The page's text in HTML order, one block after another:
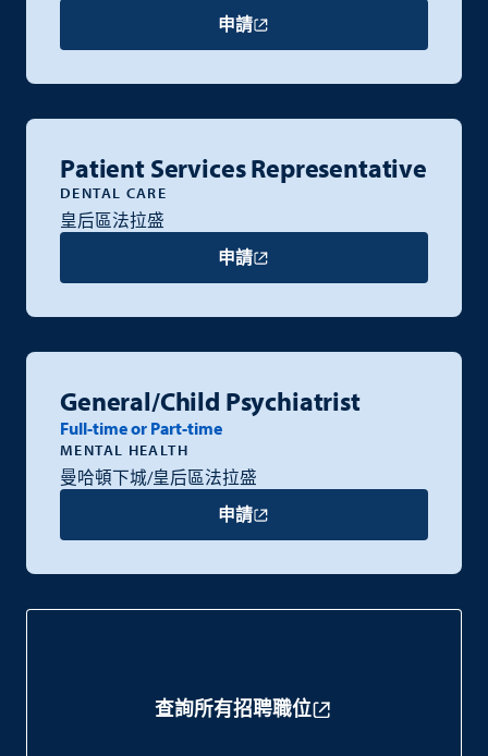
申請
Patient Services Representative
DENTAL CARE
皇后區法拉盛
申請
General/Child Psychiatrist
Full-time or Part-time
MENTAL HEALTH
曼哈頓下城/皇后區法拉盛
申請
查詢所有招聘職位